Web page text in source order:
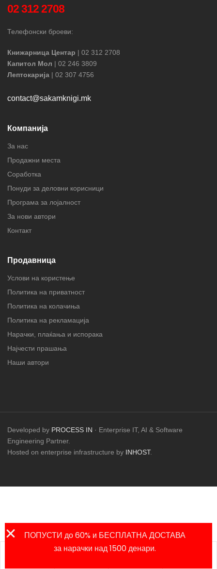
02 312 2708
Телефонски броеви:
Книжарница Центар | 02 312 2708
Капитол Мол | 02 246 3809
Лептокарија | 02 307 4756
contact@sakamknigi.mk
Компанија
За нас
Продажни места
Соработка
Понуди за деловни корисници
Програма за лојалност
За нови автори
Контакт
Продавница
Услови на користење
Политика на приватност
Политика на колачиња
Политика на рекламација
Нарачки, плаќања и испорака
Најчести прашања
Наши автори
Developed by PROCESS IN · Enterprise IT, AI & Software
Engineering Partner.
Hosted on enterprise infrastructure by INHOST.
ПОПУСТИ до 60% и БЕСПЛАТНА ДОСТАВА
за нарачки над 1500 денари.